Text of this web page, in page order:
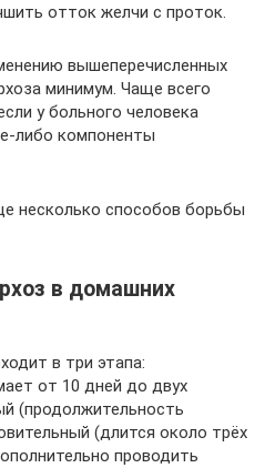
отток желчи с проток.
вышеперечисленных
минимум. Чаще всего
у больного человека
либо компоненты
несколько способов борьбы
в домашних
в три этапа:
от 10 дней до двух
(продолжительность
(длится около трёх
проводить